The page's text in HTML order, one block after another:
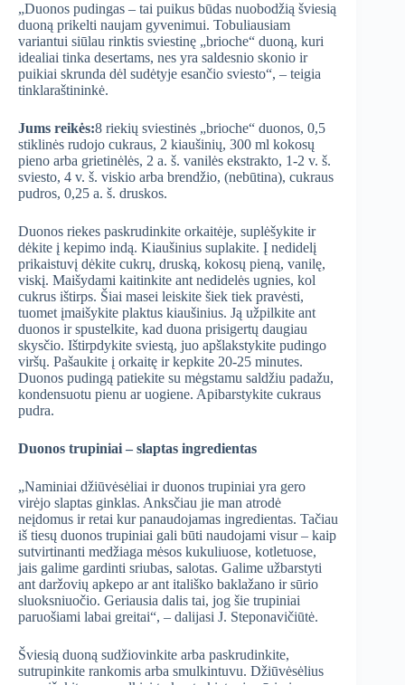
„Duonos pudingas – tai puikus būdas nuobodžią šviesią
duoną prikelti naujam gyvenimui. Tobuliausiam
variantui siūlau rinktis sviestinę „brioche“ duoną, kuri
idealiai tinka desertams, nes yra saldesnio skonio ir
puikiai skrunda dėl sudėtyje esančio sviesto“, – teigia
tinklaraštininkė.
Jums reikės:8 riekių sviestinės „brioche“ duonos, 0,5
stiklinės rudojo cukraus, 2 kiaušinių, 300 ml kokosų
pieno arba grietinėlės, 2 a. š. vanilės ekstrakto, 1-2 v. š.
sviesto, 4 v. š. viskio arba brendžio, (nebūtina), cukraus
pudros, 0,25 a. š. druskos.
Duonos riekes paskrudinkite orkaitėje, suplėšykite ir
dėkite į kepimo indą. Kiaušinius suplakite. Į nedidelį
prikaistuvį dėkite cukrų, druską, kokosų pieną, vanilę,
viskį. Maišydami kaitinkite ant nedidelės ugnies, kol
cukrus ištirps. Šiai masei leiskite šiek tiek pravėsti,
tuomet įmaišykite plaktus kiaušinius. Ją užpilkite ant
duonos ir spustelkite, kad duona prisigertų daugiau
skysčio. Ištirpdykite sviestą, juo apšlakstykite pudingo
viršų. Pašaukite į orkaitę ir kepkite 20-25 minutes.
Duonos pudingą patiekite su mėgstamu saldžiu padažu,
kondensuotu pienu ar uogiene. Apibarstykite cukraus
pudra.
Duonos trupiniai – slaptas ingredientas
„Naminiai džiūvėsėliai ir duonos trupiniai yra gero
virėjo slaptas ginklas. Anksčiau jie man atrodė
neįdomus ir retai kur panaudojamas ingredientas. Tačiau
iš tiesų duonos trupiniai gali būti naudojami visur – kaip
sutvirtinanti medžiaga mėsos kukuliuose, kotletuose,
jais galime gardinti sriubas, salotas. Galime užbarstyti
ant daržovių apkepo ar ant itališko baklažano ir sūrio
sluoksniuočio. Geriausia dalis tai, jog šie trupiniai
paruošiami labai greitai“, – dalijasi J. Steponavičiūtė.
Šviesią duoną sudžiovinkite arba paskrudinkite,
sutrupinkite rankomis arba smulkintuvu. Džiūvėsėlius